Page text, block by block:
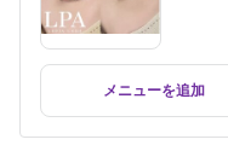
メニューを追加